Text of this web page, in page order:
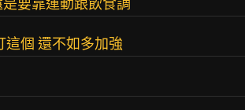
要靠運動跟飲食調
這個 還不如多加強